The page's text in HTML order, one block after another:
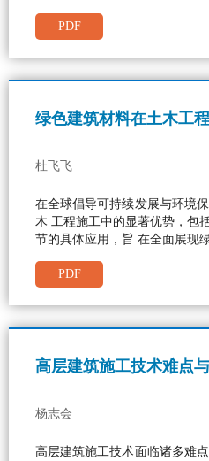
PDF
绿色建筑材料在土木工
杜飞飞
在全球倡导可持续发展与环境
木 工程施工中的显著优势，包
节的具体应用，旨 在全面展现
PDF
高层建筑施工技术难点
杨志会
高层建筑施工技术面临诸多难